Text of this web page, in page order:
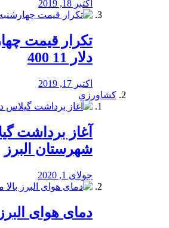
اکتبر 18, 2019
تکرار قیمت
دلار 11 400
اکتبر 17, 2019
کشاورزی
آغاز برداشت
شهرستان البرز
جولای 1, 2020
دمای هوای